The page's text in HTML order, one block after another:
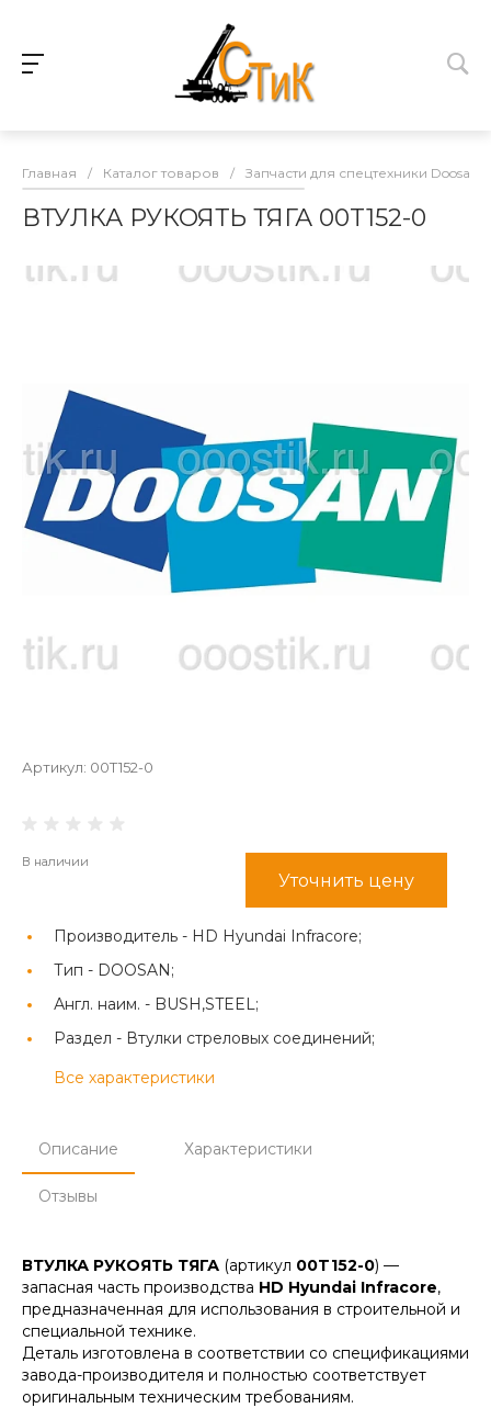
Главная / Каталог товаров / Запчасти для спецтехники Doosan
ВТУЛКА РУКОЯТЬ ТЯГА 00T152-0
Артикул: 00T152-0
В наличии
Уточнить цену
Производитель - HD Hyundai Infracore;
Тип - DOOSAN;
Англ. наим. - BUSH,STEEL;
Раздел - Втулки стреловых соединений;
Все характеристики
Описание Характеристики
Отзывы
ВТУЛКА РУКОЯТЬ ТЯГА (артикул 00T152-0) —
запасная часть производства HD Hyundai Infracore,
предназначенная для использования в строительной и
специальной технике.
Деталь изготовлена в соответствии со спецификациями
завода-производителя и полностью соответствует
оригинальным техническим требованиям.